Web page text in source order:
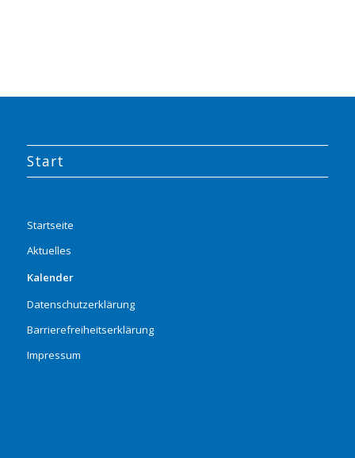
Start
Startseite
Aktuelles
Kalender
Datenschutzerklärung
Barrierefreiheitserklärung
Impressum